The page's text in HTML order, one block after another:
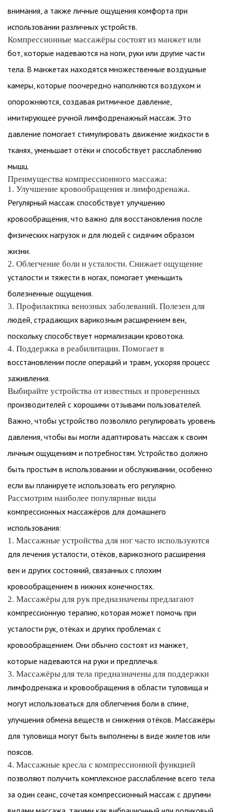
внимания, а также личные ощущения комфорта при
использовании различных устройств.
Компрессионные массажёры состоят из манжет или
бот, которые надеваются на ноги, руки или другие части
тела. В манжетах находятся множественные воздушные
камеры, которые поочередно наполняются воздухом и
опорожняются, создавая ритмичное давление,
имитирующее ручной лимфодренажный массаж. Это
давление помогает стимулировать движение жидкости в
тканях, уменьшает отёки и способствует расслаблению
мышц.
Преимущества компрессионного массажа:
1. Улучшение кровообращения и лимфодренажа.
Регулярный массаж способствует улучшению
кровообращения, что важно для восстановления после
физических нагрузок и для людей с сидячим образом
жизни.
2. Облегчение боли и усталости. Снижает ощущение
усталости и тяжести в ногах, помогает уменьшить
болезненные ощущения.
3. Профилактика венозных заболеваний. Полезен для
людей, страдающих варикозным расширением вен,
поскольку способствует нормализации кровотока.
4. Поддержка в реабилитации. Помогает в
восстановлении после операций и травм, ускоряя процесс
заживления.
Выбирайте устройства от известных и проверенных
производителей с хорошими отзывами пользователей.
Важно, чтобы устройство позволяло регулировать уровень
давления, чтобы вы могли адаптировать массаж к своим
личным ощущениям и потребностям. Устройство должно
быть простым в использовании и обслуживании, особенно
если вы планируете использовать его регулярно.
Рассмотрим наиболее популярные виды
компрессионных массажёров для домашнего
использования:
1. Массажные устройства для ног часто используются
для лечения усталости, отёков, варикозного расширения
вен и других состояний, связанных с плохим
кровообращением в нижних конечностях.
2. Массажёры для рук предназначены предлагают
компрессионную терапию, которая может помочь при
усталости рук, отёках и других проблемах с
кровообращением. Они обычно состоят из манжет,
которые надеваются на руки и предплечья.
3. Массажёры для тела предназначены для поддержки
лимфодренажа и кровообращения в области туловища и
могут использоваться для облегчения боли в спине,
улучшения обмена веществ и снижения отёков. Массажёры
для туловища могут быть выполнены в виде жилетов или
поясов.
4. Массажные кресла с компрессионной функцией
позволяют получить комплексное расслабление всего тела
за один сеанс, сочетая компрессионный массаж с другими